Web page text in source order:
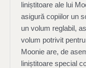
liniștitoare ale lui
asigură copiilor un
un volum reglabil,
volum potrivit
Moonie are, de
liniștitoare special